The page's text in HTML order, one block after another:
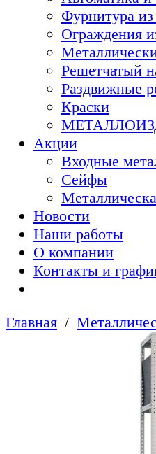
Фурнитура
Ограждения
Решетчатый
Раздвижные
Краски
Акции
Входные
Сейфы
Новости
Наши работы
О компании
Контакты и
Главная